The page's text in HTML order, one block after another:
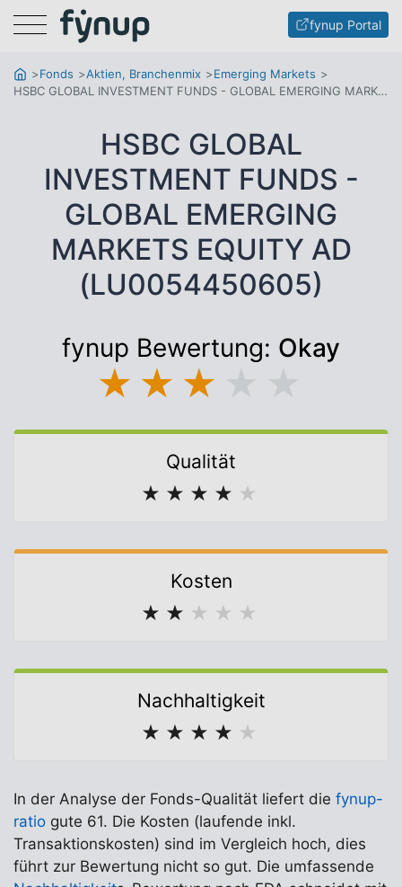
Menu fynup Portal
Fonds Aktien, Branchenmix
Emerging Markets
HSBC GLOBAL INVESTMENT FUNDS - GLOBAL EMERGING MARKETS EQUITY AD
HSBC GLOBAL
INVESTMENT FUNDS -
GLOBAL EMERGING
MARKETS EQUITY AD
(LU0054450605)
fynup Bewertung: Okay
★ ★ ★
Qualität
★ ★ ★ ★ ★
Kosten
★ ★ ★ ★ ★
Nachhaltigkeit
★ ★ ★ ★ ★
In der Analyse der Fonds-Qualität liefert die fynup-
ratio gute 61. Die Kosten (laufende inkl.
Transaktionskosten) sind im Vergleich hoch, dies
führt zur Bewertung nicht so gut. Die umfassende